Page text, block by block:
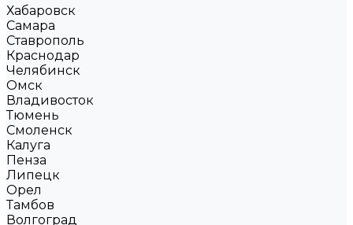
Хабаровск
Самара
Ставрополь
Краснодар
Челябинск
Омск
Владивосток
Тюмень
Смоленск
Калуга
Пенза
Липецк
Орел
Тамбов
Волгоград